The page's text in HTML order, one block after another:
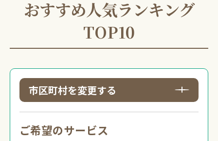
0120-20-
初めての方へ
豆知識
お急ぎの方はこちら
おすすめ人気ランキング
TOP10
市区町村を変更する
ご希望のサービス